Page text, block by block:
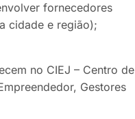
fornecedores
cidade e região);
no CIEJ – Centro de
Gestores